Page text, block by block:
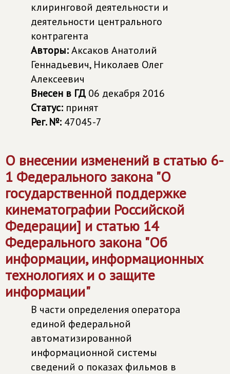
клиринговой деятельности и
деятельности центрального
контрагента
Авторы:Аксаков Анатолий
Геннадьевич, Николаев Олег
Алексеевич
Внесен в ГД 06 декабря 2016
Статус: принят
Рег. №: 47045-7
О внесении изменений в статью 6-
1 Федерального закона "О
государственной поддержке
кинематографии Российской
Федерации] и статью 14
Федерального закона "Об
информации, информационных
технологиях и о защите
информации"
В части определения оператора
единой федеральной
автоматизированной
информационной системы
сведений о показах фильмов в